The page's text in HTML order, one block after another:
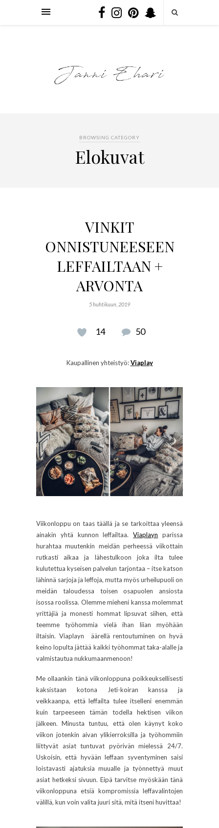
BROWSING CATEGORY
Elokuvat
VINKIT
ONNISTUNEESEEN
LEFFAILTAAN +
ARVONTA
5 huhtikuun, 2019
14 50
Kaupallinen yhteistyö:Viaplay
Viikonloppu on taas täällä ja se tarkoittaa yleensä
ainakin yhtä kunnon leffailtaa.Viaplayn parissa
hurahtaa muutenkin meidän perheessä viikottain
rutkasti aikaa ja lähestulkoon joka ilta tulee
kulutettua kyseisen palvelun tarjontaa – itse katson
lähinnä sarjoja ja leffoja, mutta myös urheilupuoli on
meidän taloudessa toisen osapuolen ansiosta
isossa roolissa. Olemme mieheni kanssa molemmat
yrittäjiä ja monesti hommat lipsuvat siihen, että
teemme työhommia vielä ihan liian myöhään
iltaisin. Viaplayn äärellä rentoutuminen on hyvä
keino lopulta jättää kaikki työhommat taka-alalle ja
valmistautua nukkumaanmenoon!
Me ollaankin tänä viikonloppuna poikkeuksellisesti
kaksistaan kotona Jeti-koiran kanssa ja
veikkaanpa, että leffailta tulee itselleni enemmän
kuin tarpeeseen tämän todella hektisen viikon
jälkeen. Minusta tuntuu, että olen käynyt koko
viikon jotenkin aivan ylikierroksilla ja työhommiin
liittyvät asiat tuntuvat pyörivän mielessä 24/7.
Uskoisin, että hyvään leffaan syventyminen saisi
loistavasti ajatuksia muualle ja työnnettyä muut
asiat hetkeksi sivuun. Eipä tarvitse myöskään tänä
viikonloppuna etsiä kompromissia leffavalintojen
välillä, kun voin valita juuri sitä, mitä itseni huvittaa!